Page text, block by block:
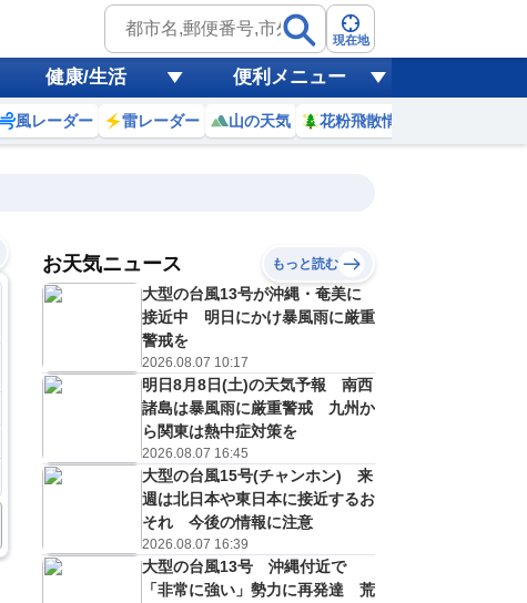
現在地
健康/生活 便利メニュー
風レーダー 雷レーダー 山の天気 花粉飛散情報
18
%
20
(木)
E
33℃
23 ℃
30%
21
(金)
E
34℃
23 ℃
40%
予報の
信頼度
B
C
D
お天気ニュース もっと読む
大型の台風13号が沖縄・奄美に
接近中 明日にかけ暴風雨に厳重
警戒を
2026.08.07 10:17
明日8月8日(土)の天気予報 南西
諸島は暴風雨に厳重警戒 九州か
ら関東は熱中症対策を
2026.08.07 16:45
大型の台風15号(チャンホン) 来
週は北日本や東日本に接近するお
それ 今後の情報に注意
2026.08.07 16:39
大型の台風13号 沖縄付近で
「非常に強い」勢力に再発達 荒